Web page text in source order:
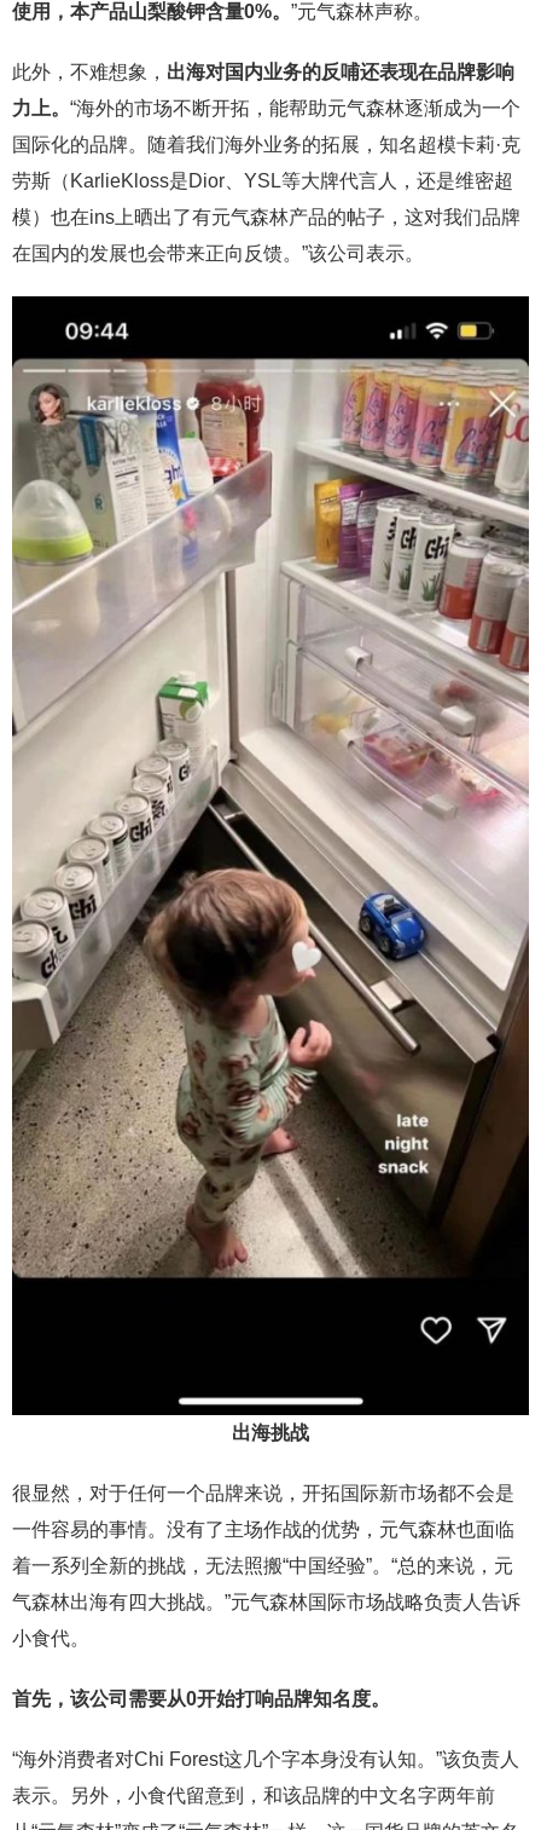
使用，本产品山梨酸钾含量0%。 ”元气森林声称。
此外，不难想象， 出海对国内业务的反哺还表现在品牌影响
力上。 “海外的市场不断开拓，能帮助元气森林逐渐成为一个
国际化的品牌。随着我们海外业务的拓展，知名超模卡莉·克
劳斯（KarlieKloss是Dior、YSL等大牌代言人，还是维密超
模）也在ins上晒出了有元气森林产品的帖子，这对我们品牌
在国内的发展也会带来正向反馈。”该公司表示。
出海挑战
很显然，对于任何一个品牌来说，开拓国际新市场都不会是
一件容易的事情。没有了主场作战的优势，元气森林也面临
着一系列全新的挑战，无法照搬“中国经验”。“总的来说，元
气森林出海有四大挑战。”元气森林国际市场战略负责人告诉
小食代。
首先，该公司需要从0开始打响品牌知名度。
“海外消费者对Chi Forest这几个字本身没有认知。”该负责人
表示。另外，小食代留意到，和该品牌的中文名字两年前